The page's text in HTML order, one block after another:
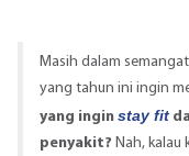
Masih dalam
yang tahun ini ingin
yang ingin stay fit
penyakit? Nah, kalau